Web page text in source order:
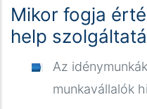
Mikor fogja
help
Az
munkavállalók